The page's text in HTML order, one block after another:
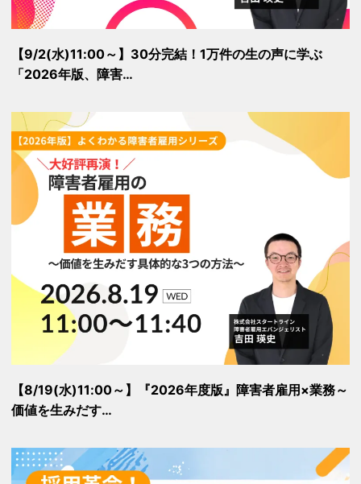
【9/2(水)11:00～】30分完結！1万件の生の声に学ぶ
「2026年版、障害…
【8/19(水)11:00～】『2026年度版』障害者雇用×業務～
価値を生みだす…